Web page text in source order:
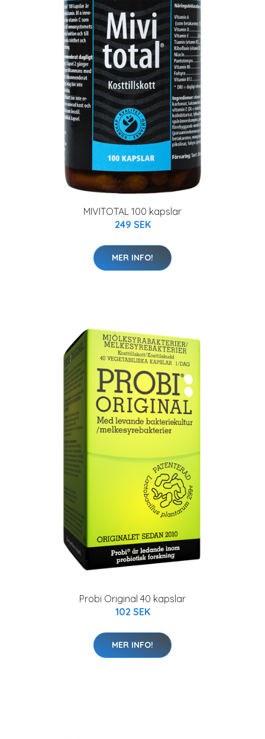
MIVITOTAL 100 kapslar
249 SEK
MER INFO!
Probi Original 40 kapslar
102 SEK
MER INFO!